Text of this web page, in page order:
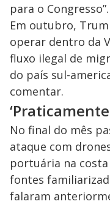
para o Congresso”.
Em outubro,
operar dentro da
fluxo ilegal de
do país sul-
comentar.
No final do mês
ataque com
portuária na costa
fontes
falaram